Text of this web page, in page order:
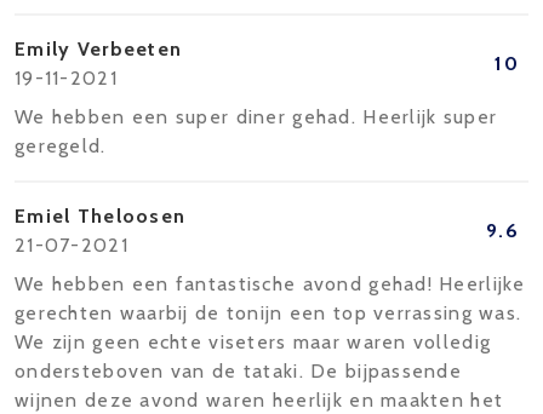
Emily Verbeeten
19-11-2021
10
We hebben een super diner gehad. Heerlijk super
geregeld.
Emiel Theloosen
21-07-2021
9.6
We hebben een fantastische avond gehad! Heerlijke
gerechten waarbij de tonijn een top verrassing was.
We zijn geen echte viseters maar waren volledig
ondersteboven van de tataki. De bijpassende
wijnen deze avond waren heerlijk en maakten het